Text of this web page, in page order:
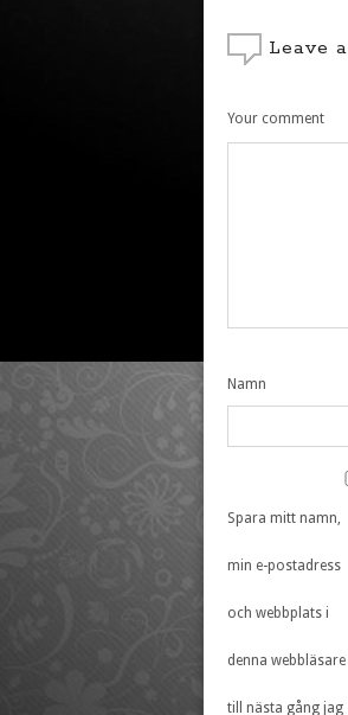
Leave a
Your comment
Namn
Spara mitt namn,
min e-postadress
och webbplats i
denna webbläsare
till nästa gång jag